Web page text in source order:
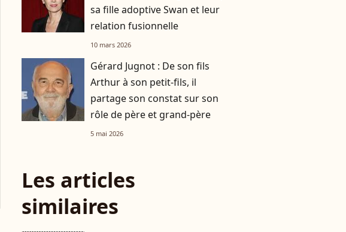
sa fille adoptive Swan et leur
relation fusionnelle
10 mars 2026
Gérard Jugnot : De son fils
Arthur à son petit-fils, il
partage son constat sur son
rôle de père et grand-père
5 mai 2026
Les articles
similaires